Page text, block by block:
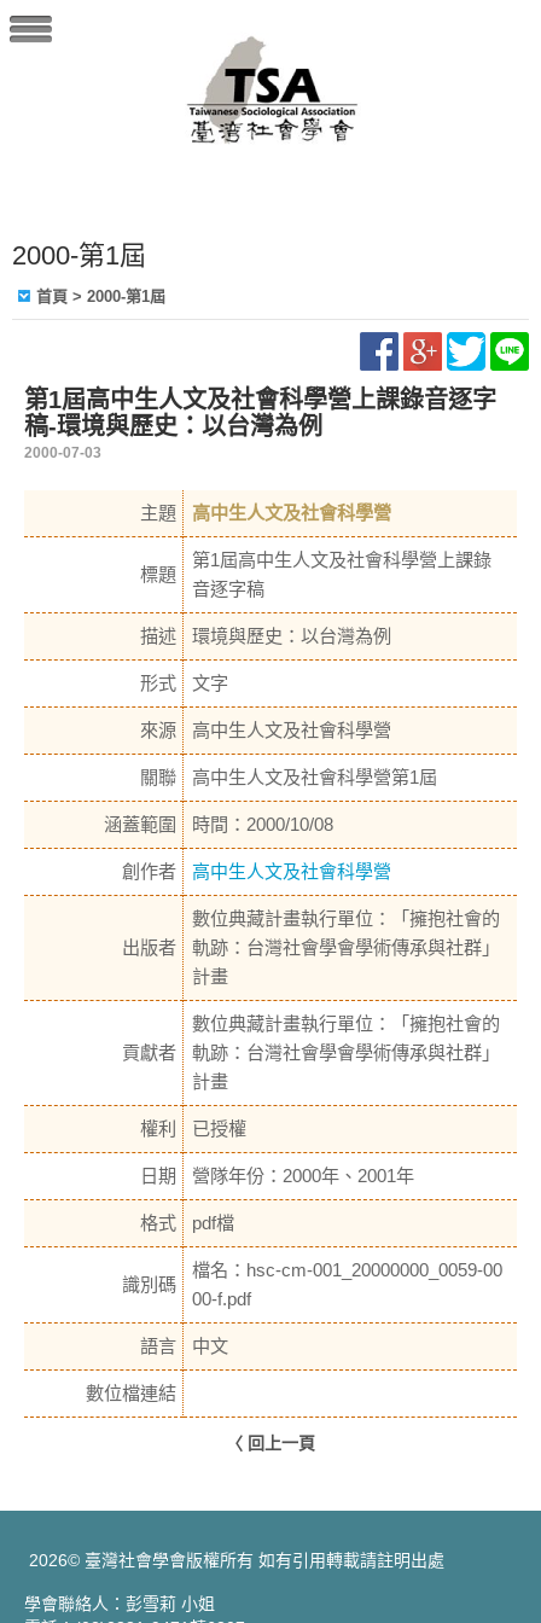
2000-第1屆
首頁 > 2000-第1屆
第1屆高中生人文及社會科學營上課錄音逐字
稿-環境與歷史：以台灣為例
2000-07-03
主題 高中生人文及社會科學營
標題
第1屆高中生人文及社會科學營上課錄
音逐字稿
描述 環境與歷史：以台灣為例
形式 文字
來源 高中生人文及社會科學營
關聯 高中生人文及社會科學營第1屆
涵蓋範圍 時間：2000/10/08
創作者 高中生人文及社會科學營
出版者
數位典藏計畫執行單位：「擁抱社會的
軌跡：台灣社會學會學術傳承與社群」
計畫
貢獻者
數位典藏計畫執行單位：「擁抱社會的
軌跡：台灣社會學會學術傳承與社群」
計畫
權利 已授權
日期 營隊年份：2000年、2001年
格式 pdf檔
識別碼
檔名：hsc-cm-001_20000000_0059-00
00-f.pdf
語言 中文
數位檔連結
〈 回上一頁
2026© 臺灣社會學會版權所有 如有引用轉載請註明出處
學會聯絡人：彭雪莉 小姐